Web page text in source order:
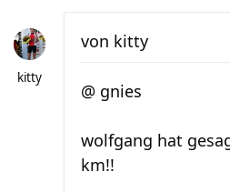
kitty
von kitty
@ gnies
wolfgang hat
km!!